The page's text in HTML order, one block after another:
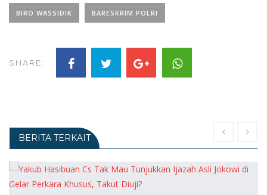
BIRO WASSIDIK BARESKRIM POLRI
SHARE:
BERITA TERKAIT